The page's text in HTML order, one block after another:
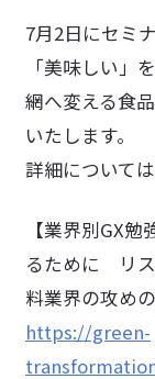
7月2日にセミ
「美味しい
網へ変える食
いたします。
詳細について
【業界別GX
るために リス
料業界の攻め
https://green-